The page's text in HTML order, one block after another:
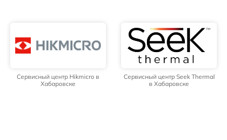
Сервисный центр Hikmicro в
Хабаровске
Сервисный центр Seek Thermal
в Хабаровске